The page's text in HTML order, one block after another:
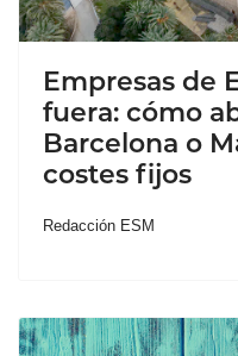
Empresas de
fuera: cómo
Barcelona o
costes fijos
Redacción ESM